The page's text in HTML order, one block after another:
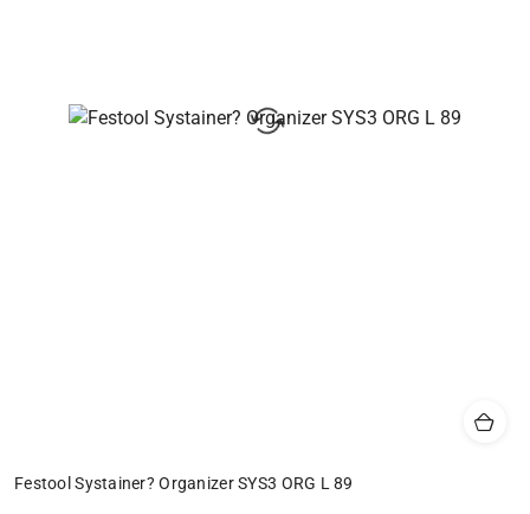
Festool Systainer? Organizer SYS3 ORG L 89